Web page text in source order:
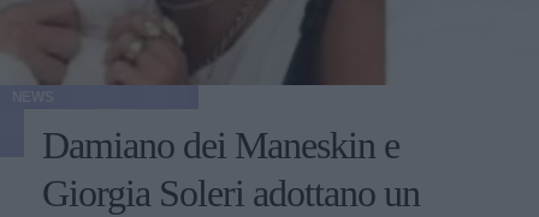
Damiano dei Maneskin e
Giorgia Soleri adottano un